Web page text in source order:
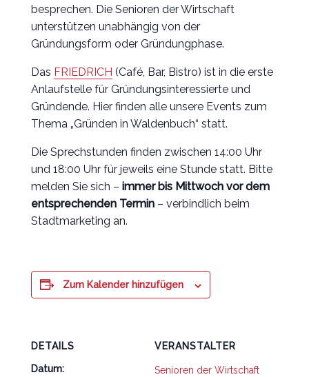
besprechen. Die Senioren der Wirtschaft
unterstützen unabhängig von der
Gründungsform oder Gründungphase.
Das FRIEDRICH (Café, Bar, Bistro) ist in die erste
Anlaufstelle für Gründungsinteressierte und
Gründende. Hier finden alle unsere Events zum
Thema „Gründen in Waldenbuch“ statt.
Die Sprechstunden finden zwischen 14:00 Uhr
und 18:00 Uhr für jeweils eine Stunde statt. Bitte
melden Sie sich – immer bis Mittwoch vor dem
entsprechenden Termin – verbindlich beim
Stadtmarketing an.
Zum Kalender hinzufügen
DETAILS
Datum:
VERANSTALTER
Senioren der Wirtschaft